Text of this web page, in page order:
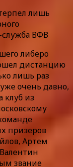
лишь
служба ВФВ
либеро
дистанцию
лишь раз
очень давно,
клуб из
призеров
Артем
звание